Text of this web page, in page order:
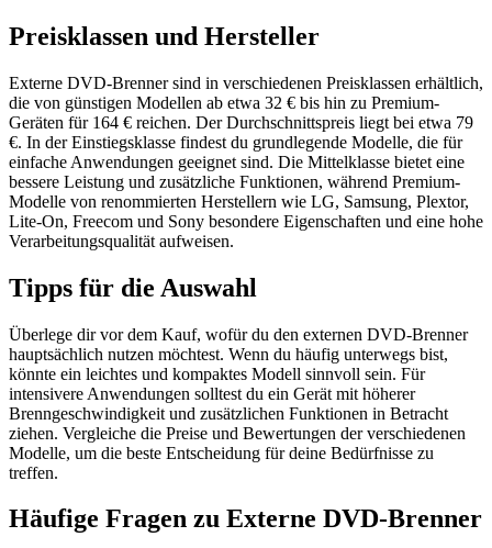
Preisklassen und Hersteller
Externe DVD-Brenner sind in verschiedenen Preisklassen erhältlich,
die von günstigen Modellen ab etwa 32 € bis hin zu Premium-
Geräten für 164 € reichen. Der Durchschnittspreis liegt bei etwa 79
€. In der Einstiegsklasse findest du grundlegende Modelle, die für
einfache Anwendungen geeignet sind. Die Mittelklasse bietet eine
bessere Leistung und zusätzliche Funktionen, während Premium-
Modelle von renommierten Herstellern wie LG, Samsung, Plextor,
Lite-On, Freecom und Sony besondere Eigenschaften und eine hohe
Verarbeitungsqualität aufweisen.
Tipps für die Auswahl
Überlege dir vor dem Kauf, wofür du den externen DVD-Brenner
hauptsächlich nutzen möchtest. Wenn du häufig unterwegs bist,
könnte ein leichtes und kompaktes Modell sinnvoll sein. Für
intensivere Anwendungen solltest du ein Gerät mit höherer
Brenngeschwindigkeit und zusätzlichen Funktionen in Betracht
ziehen. Vergleiche die Preise und Bewertungen der verschiedenen
Modelle, um die beste Entscheidung für deine Bedürfnisse zu
treffen.
Häufige Fragen zu Externe DVD-Brenner